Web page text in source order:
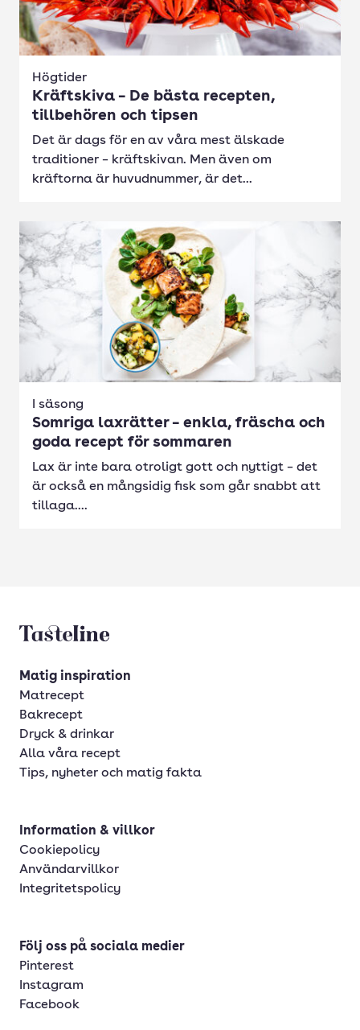
Högtider
Kräftskiva – De bästa recepten,
tillbehören och tipsen
Det är dags för en av våra mest älskade
traditioner – kräftskivan. Men även om
kräftorna är huvudnummer, är det...
I säsong
Somriga laxrätter – enkla, fräscha och
goda recept för sommaren
Lax är inte bara otroligt gott och nyttigt – det
är också en mångsidig fisk som går snabbt att
tillaga....
Tasteline startsida
Matig inspiration
Matrecept
Bakrecept
Dryck & drinkar
Alla våra recept
Tips, nyheter och matig fakta
Information & villkor
Cookiepolicy
Användarvillkor
Integritetspolicy
Följ oss på sociala medier
Pinterest
Instagram
Facebook